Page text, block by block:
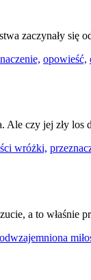
zaczynały się
opowieść,
Ale czy jej zły los
wróżki,
a to właśnie